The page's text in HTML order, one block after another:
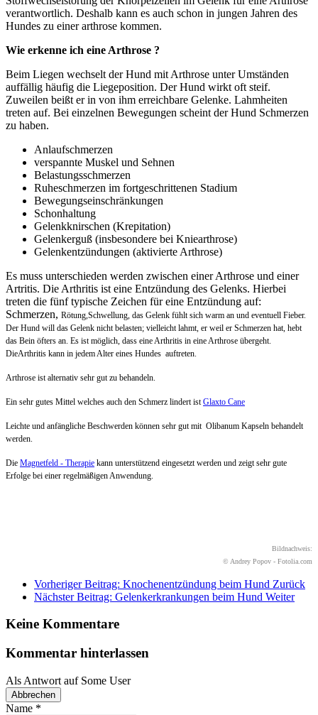
verantwortlich. Deshalb kann es auch schon in jungen Jahren des
Hundes zu einer arthrose kommen.
Wie erkenne ich eine Arthrose ?
Beim Liegen wechselt der Hund mit Arthrose unter Umständen
auffällig häufig die Liegeposition. Der Hund wirkt oft steif.
Zuweilen beißt er in von ihm erreichbare Gelenke. Lahmheiten
treten auf. Bei einzelnen Bewegungen scheint der Hund Schmerzen
zu haben.
Anlaufschmerzen
verspannte Muskel und Sehnen
Belastungsschmerzen
Ruheschmerzen im fortgeschrittenen Stadium
Bewegungseinschränkungen
Schonhaltung
Gelenkknirschen (Krepitation)
Gelenkerguß (insbesondere bei Kniearthrose)
Gelenkentzündungen (aktivierte Arthrose)
Es muss unterschieden werden zwischen einer Arthrose und einer
Artritis. Die Arthritis ist eine Entzündung des Gelenks. Hierbei
treten die fünf typische Zeichen für eine Entzündung auf:
Schmerzen, Rötung, Schwellung, das Gelenk fühlt sich warm an und eventuell Fieber.
Der Hund will das Gelenk nicht belasten; vielleicht lahmt, er weil er Schmerzen hat, hebt
das Bein öfters an. Es ist möglich, dass eine Arthritis in eine Arthrose übergeht.
DieArthritis kann in jedem Alter eines Hundes auftreten.
Arthrose ist alternativ sehr gut zu behandeln.
Ein sehr gutes Mittel welches auch den Schmerz lindert ist Glaxto Cane
Leichte und anfängliche Beschwerden können sehr gut mit Olibanum Kapseln behandelt
werden.
Die Magnetfeld - Therapie kann unterstützend eingesetzt werden und zeigt sehr gute
Erfolge bei einer regelmäßigen Anwendung.
Bildnachweis:
© Andrey Popov - Fotolia.com
Vorheriger Beitrag: Knochenentzündung beim Hund Zurück
Nächster Beitrag: Gelenkerkrankungen beim Hund Weiter
Keine Kommentare
Kommentar hinterlassen
Als Antwort auf Some User
Abbrechen
Name *